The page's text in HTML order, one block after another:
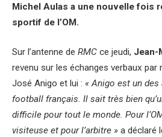
Michel Aulas a une nouvelle fois
sportif de l’OM.
Sur l’antenne de RMC ce jeudi, Jean-
revenu sur les échanges verbaux
José Anigo et lui : « Anigo est un
football français. Il sait très bien
difficile pour tout le monde. Pour
visiteuse et pour l’arbitre » a déclaré